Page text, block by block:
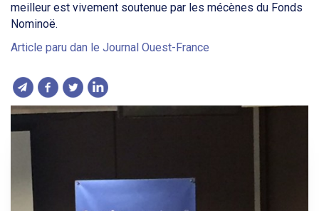
meilleur est vivement soutenue par les mécènes du Fonds
Nominoë.
Article paru dan le Journal Ouest-France